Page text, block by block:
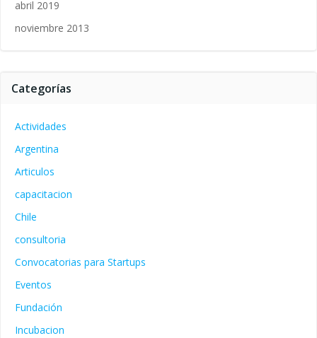
abril 2019
noviembre 2013
Categorías
Actividades
Argentina
Articulos
capacitacion
Chile
consultoria
Convocatorias para Startups
Eventos
Fundación
Incubacion